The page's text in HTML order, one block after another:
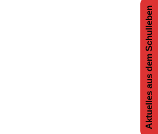
Aktuelles aus dem Schulleben